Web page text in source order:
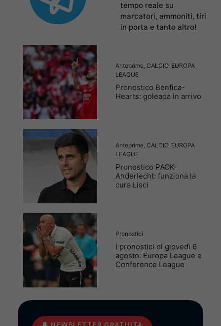
tempo reale su
marcatori, ammoniti, tiri
in porta e tanto altro!
Anteprime CALCIO, EUROPA
LEAGUE
Pronostico Benfica-
Hearts: goleada in arrivo
Anteprime CALCIO, EUROPA
LEAGUE
Pronostico PAOK-
Anderlecht: funziona la
cura Lisci
Pronostici
I pronostici di giovedì 6
agosto: Europa League e
Conference League